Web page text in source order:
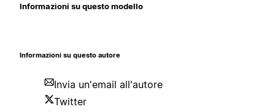
Informazioni su questo modello
Informazioni su questo autore
Invia un'email all'autore
Twitter